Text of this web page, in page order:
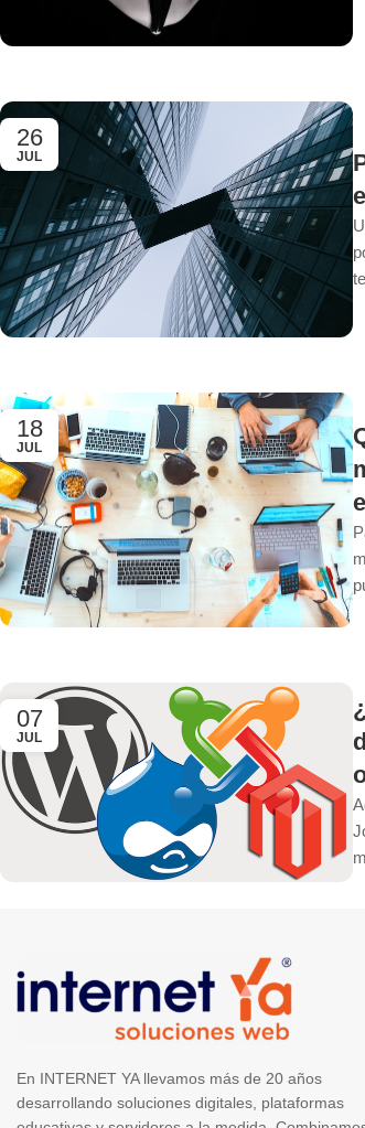
26
JUL
18
JUL
07
JUL
En INTERNET YA llevamos más de 20 años
desarrollando soluciones digitales, plataformas